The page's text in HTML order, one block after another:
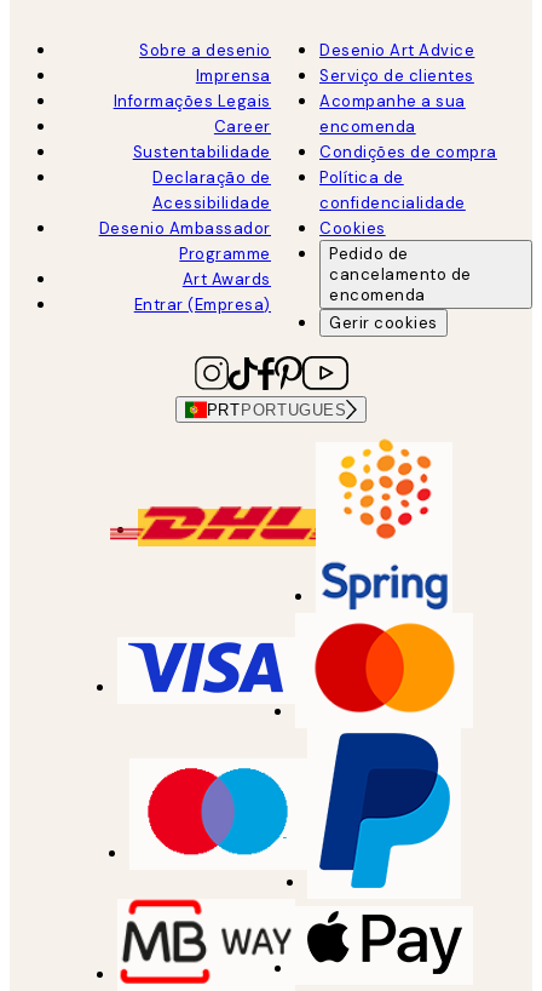
Sobre a desenio
Imprensa
Informações Legais
Career
Sustentabilidade
Declaração de
Acessibilidade
Desenio Ambassador
Programme
Art Awards
Entrar (Empresa)
Desenio Art Advice
Serviço de clientes
Acompanhe a sua
encomenda
Condições de compra
Política de
confidencialidade
Cookies
Pedido de
cancelamento de
encomenda
Gerir cookies
PRT PORTUGUES